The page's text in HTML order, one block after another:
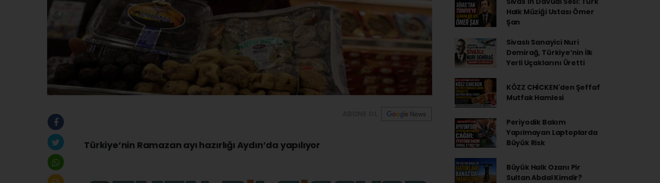
Türkiye’nin Ramazan ayı hazırlığı Aydın’da yapılıyor
Halk Müziği Ustası Ömer
Şan
Sivaslı Sanayici Nuri
Demirağ, Türkiye’nin İlk
Yerli Uçaklarını Üretti
KÖZZ CHİCKEN'den Şeffaf
Mutfak Hamlesi
Periyodik Bakım
Yapılmayan Laptoplarda
Büyük Risk
Büyük Halk Ozanı Pir
Sultan Abdal Kimdir?